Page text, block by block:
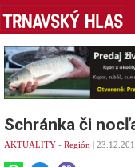
Schránka či
AKTUALITY - Región |